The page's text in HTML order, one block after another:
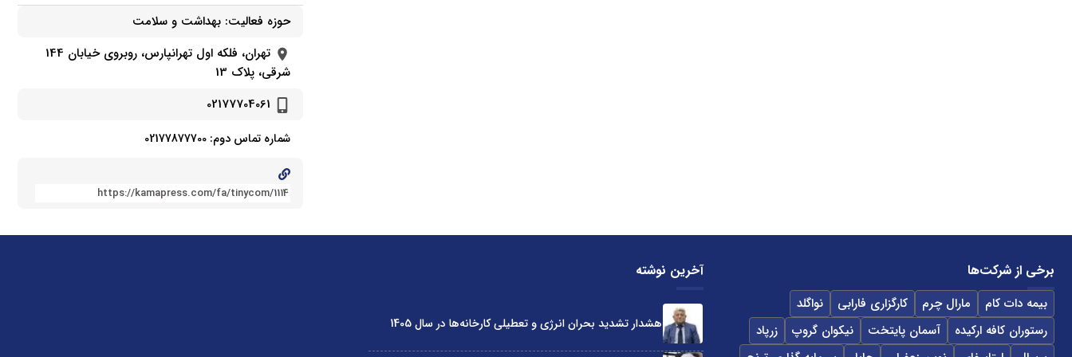
حوزه فعالیت:بهداشت و سلامت
تهران، فلکه اول تهرانپارس، روبروی خیابان 144
شرقی، پلاک 13
شماره تماس دوم: 02177877700
برخی از شرکت‌ها
بیمه دات کام مارال چرم کارگزاری فارابی
نواگلد
رستوران کافه ارکیده
آسمان پایتخت نیکوان گروپ
زرپاد
آخرین نوشته
هشدار تشدید بحران انرژی و تعطیلی کارخانه‌ها در سال 1405